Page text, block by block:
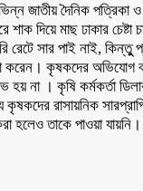
জাতীয় দৈনিক
দিয়ে মাছ ঢাকার চেষ্টা
সার পাই নাই, কিন্তুু
করেন। কৃষকদের
না । কৃষি কর্মকর্তা
রাসায়নিক
হলেও তাকে পাওয়া যায়নি।